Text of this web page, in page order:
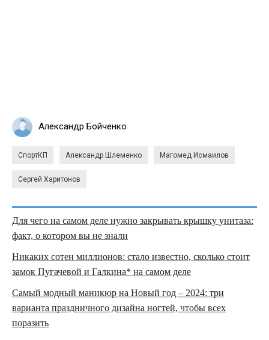
Александр Бойченко
СпортКП Александр Шлеменко Магомед Исмаилов
Сергей Харитонов
Для чего на самом деле нужно закрывать крышку унитаза:
факт, о котором вы не знали
Никаких сотен миллионов: стало известно, сколько стоит
замок Пугачевой и Галкина* на самом деле
Самый модный маникюр на Новый год – 2024: три
варианта праздничного дизайна ногтей, чтобы всех
поразить